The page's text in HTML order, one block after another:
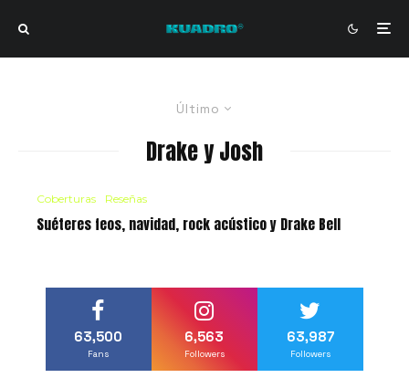
Último
Drake y Josh
Coberturas Reseñas
Suéteres feos, navidad, rock acústico y Drake Bell
63,500
Fans
6,563
Followers
63,987
Followers